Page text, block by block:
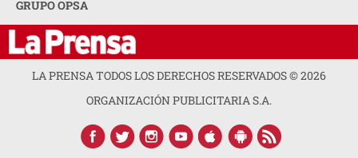
GRUPO OPSA
LA PRENSA TODOS LOS DERECHOS RESERVADOS ©2026
ORGANIZACIÓN PUBLICITARIA S.A.